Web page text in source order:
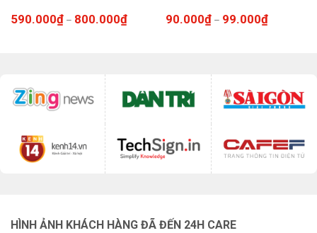
590.000₫– 800.000₫ 90.000₫– 99.000₫
HÌNH ẢNH KHÁCH HÀNG ĐÃ ĐẾN 24H CARE